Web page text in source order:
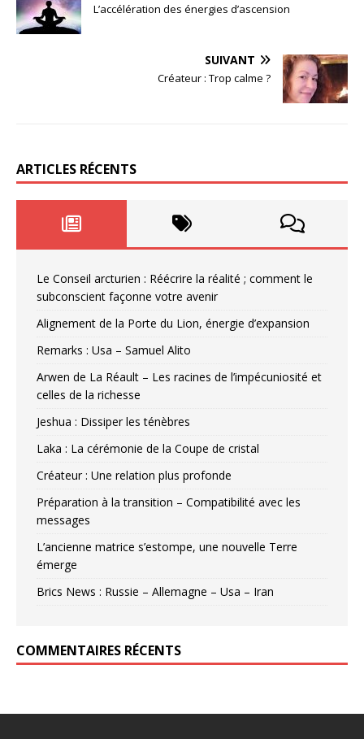
L’accélération des énergies d’ascension
SUIVANT
Créateur : Trop calme ?
ARTICLES RÉCENTS
Le Conseil arcturien : Réécrire la réalité ; comment le
subconscient façonne votre avenir
Alignement de la Porte du Lion, énergie d’expansion
Remarks : Usa – Samuel Alito
Arwen de La Réault – Les racines de l’impécuniosité et
celles de la richesse
Jeshua : Dissiper les ténèbres
Laka : La cérémonie de la Coupe de cristal
Créateur : Une relation plus profonde
Préparation à la transition – Compatibilité avec les
messages
L’ancienne matrice s’estompe, une nouvelle Terre
émerge
Brics News : Russie – Allemagne – Usa – Iran
COMMENTAIRES RÉCENTS